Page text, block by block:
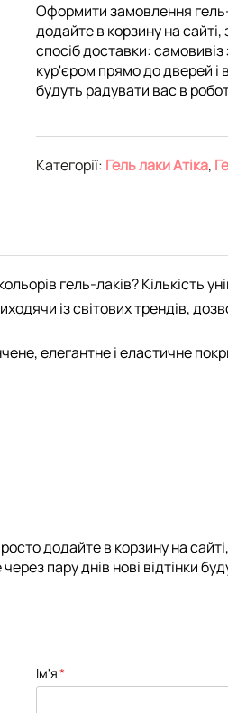
Оформити замовлення
додайте в корзину на
спосіб доставки:
кур'єром прямо до дверей і
будуть радувати вас в
Категорії: Гель лаки Атіка,
гель-лаків? Кількість
із світових трендів,
елегантне і еластичне
додайте в корзину на
пару днів нові відтінки
Ім'я